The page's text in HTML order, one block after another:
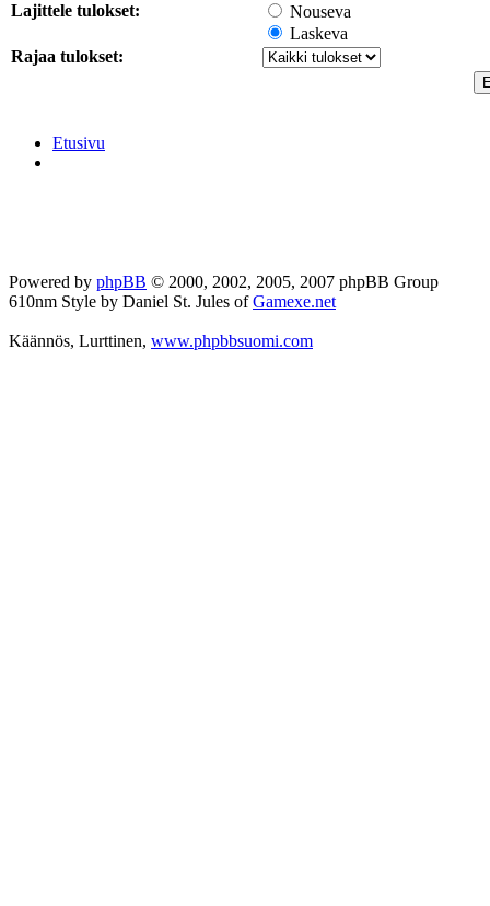
Lajittele tulokset:
Nouseva
Laskeva
Rajaa tulokset:
Etusivu
Powered by phpBB © 2000, 2002, 2005, 2007 phpBB Group
610nm Style by Daniel St. Jules ofGamexe.net
Käännös, Lurttinen, www.phpbbsuomi.com